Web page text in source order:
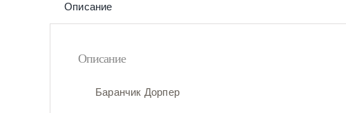
Описание
Описание
Баранчик Дорпер